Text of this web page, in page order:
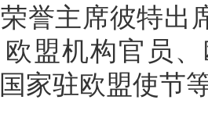
誉主席彼特出
盟机构官员
家驻欧盟使节